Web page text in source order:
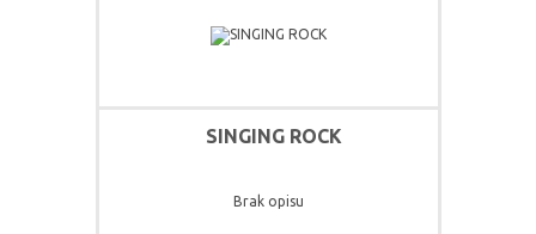
SINGING ROCK
Brak opisu